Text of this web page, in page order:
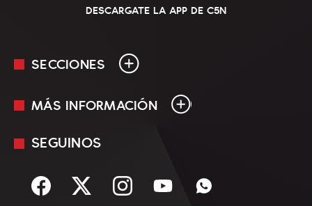
DESCARGATE LA APP DE C5N
SECCIONES
En Vivo
Sociedad
MÁS INFORMACIÓN
Mediakit
Términos y condiciones
SEGUINOS